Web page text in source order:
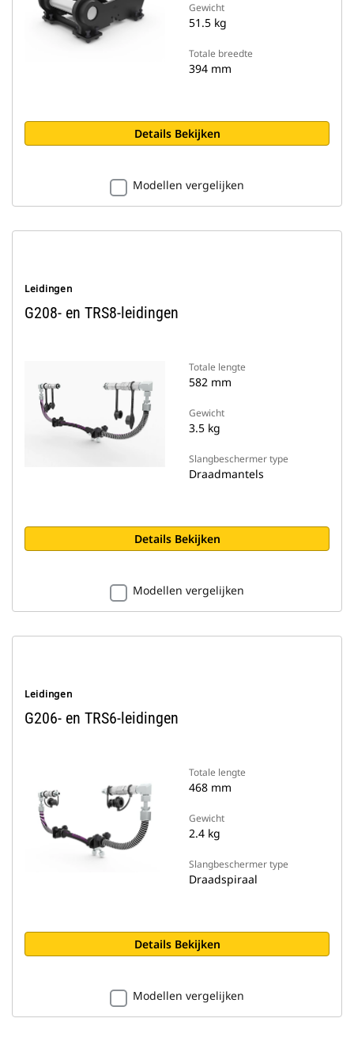
Gewicht
51.5 kg
Totale breedte
394 mm
Details Bekijken
Modellen vergelijken
Leidingen
G208- en TRS8-leidingen
Totale lengte
582 mm
Gewicht
3.5 kg
Slangbeschermer type
Draadmantels
Details Bekijken
Modellen vergelijken
Leidingen
G206- en TRS6-leidingen
Totale lengte
468 mm
Gewicht
2.4 kg
Slangbeschermer type
Draadspiraal
Details Bekijken
Modellen vergelijken